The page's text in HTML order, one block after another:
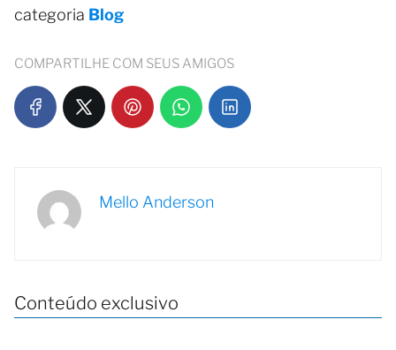
categoria Blog
COMPARTILHE COM SEUS AMIGOS
Mello Anderson
Conteúdo exclusivo